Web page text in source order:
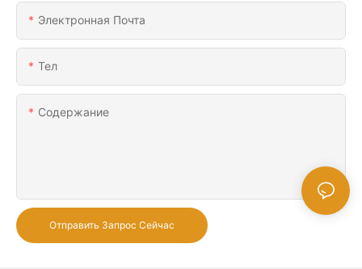
Электронная Почта
Тел
Содержание
Отправить Запрос Сейчас